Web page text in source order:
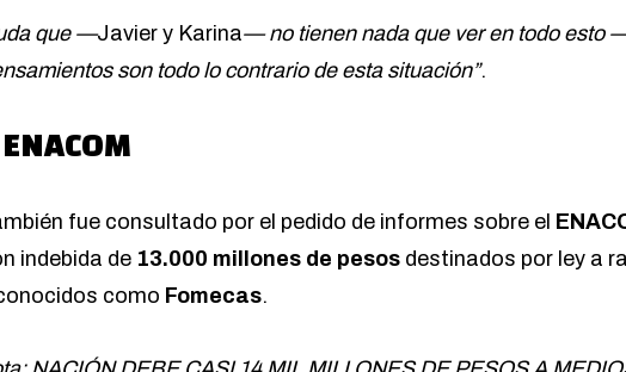
que —Javier y Karina— no tienen nada que ver en todo esto
son todo lo contrario de esta situación”.
fue consultado por el pedido de informes sobre el
indebida de 13.000 millones de pesos destinados por ley a
como Fomecas.